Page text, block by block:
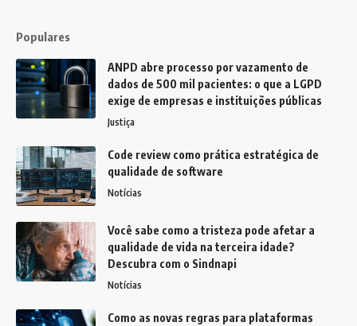
Populares
ANPD abre processo por vazamento de
dados de 500 mil pacientes: o que a LGPD
exige de empresas e instituições públicas
Justiça
Code review como prática estratégica de
qualidade de software
Notícias
Você sabe como a tristeza pode afetar a
qualidade de vida na terceira idade?
Descubra com o Sindnapi
Notícias
Como as novas regras para plataformas